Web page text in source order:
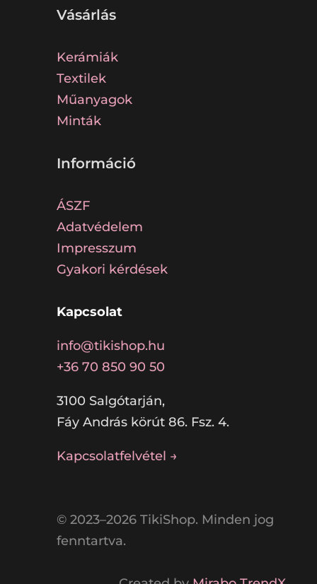
Vásárlás
Kerámiák
Textilek
Műanyagok
Minták
Információ
ÁSZF
Adatvédelem
Impresszum
Gyakori kérdések
Kapcsolat
info@tikishop.hu
+36 70 850 90 50
3100 Salgótarján,
Fáy András körút 86. Fsz. 4.
Kapcsolatfelvétel →
© 2023–2026 TikiShop. Minden jog
fenntartva.